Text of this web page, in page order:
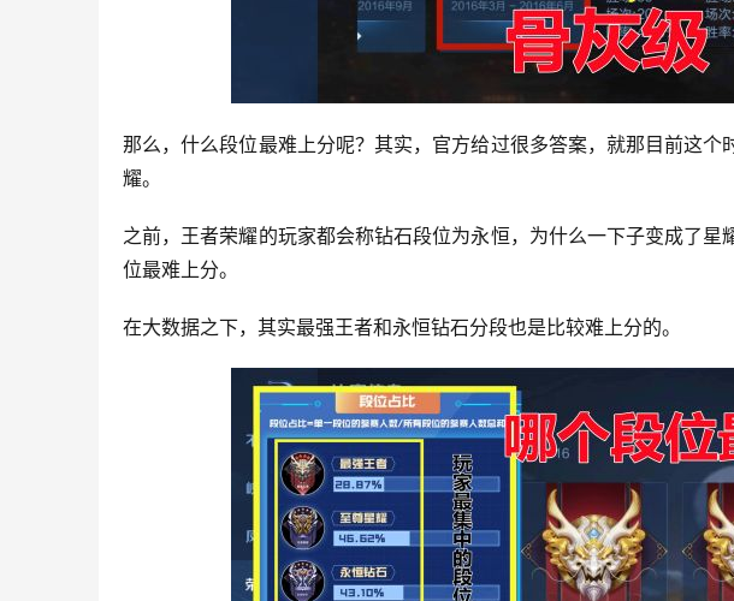
那么，什么段位最难上分呢？其实，官方给过很多答案，就那目前这
耀。
之前，王者荣耀的玩家都会称钻石段位为永恒，为什么一下子变成了
位最难上分。
在大数据之下，其实最强王者和永恒钻石分段也是比较难上分的。